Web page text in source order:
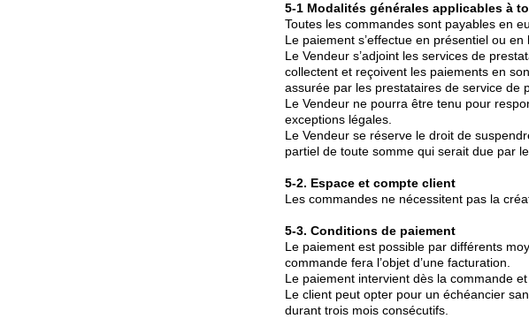
5-1 Modalités générales applicables à
Toutes les commandes sont payables en
Le paiement s’effectue en présentiel ou
Le Vendeur s’adjoint les services de
collectent et reçoivent les paiements en
assurée par les prestataires de service de
Le Vendeur ne pourra être tenu pour
exceptions légales.
Le Vendeur se réserve le droit de
partiel de toute somme qui serait due par
5-2. Espace et compte client
Les commandes ne nécessitent pas la
5-3. Conditions de paiement
Le paiement est possible par différents
commande fera l’objet d’une facturation.
Le paiement intervient dès la commande
Le client peut opter pour un échéancier
durant trois mois consécutifs.